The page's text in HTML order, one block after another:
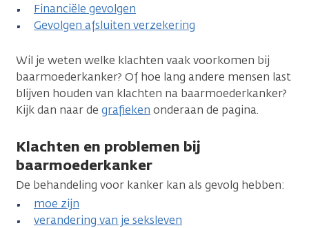
Financiële gevolgen
Gevolgen afsluiten verzekering
Wil je weten welke klachten vaak voorkomen bij
baarmoederkanker? Of hoe lang andere mensen last
blijven houden van klachten na baarmoederkanker?
Kijk dan naar de grafieken onderaan de pagina.
Klachten en problemen bij
baarmoederkanker
De behandeling voor kanker kan als gevolg hebben:
moe zijn
verandering van je seksleven